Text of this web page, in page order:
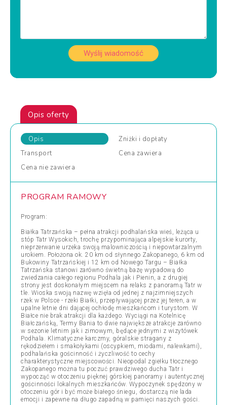
Wyślij wiadomość
Opis oferty
Opis Zniżki i dopłaty
Transport
Cena zawiera
Cena nie zawiera
PROGRAM RAMOWY
Program:
Białka Tatrzańska – pełna atrakcji podhalańska wieś, leżąca u
stóp Tatr Wysokich, trochę przypominająca alpejskie kurorty,
nieprzerwanie urzeka swoją malowniczością i niepowtarzalnym
urokiem. Położona ok. 20 km od słynnego Zakopanego, 6 km od
Bukowiny Tatrzańskiej i 12 km od Nowego Targu – Białka
Tatrzańska stanowi zarówno świetną bazę wypadową do
zwiedzania całego regionu Podhala jak i Pienin, a z drugiej
strony jest doskonałym miejscem na relaks z panoramą Tatr w
tle. Wioska swoją nazwę wzięła od jednej z najzimniejszych
rzek w Polsce - rzeki Białki, przepływającej przez jej teren, a w
upalne letnie dni dającej ochłodę mieszkańcom i turystom. W
Białce nie brak atrakcji dla każdego. Wyciągi na Kotelnicę
Białczańską, Termy Bania to dwie największe atrakcje zarówno
w sezonie letnim jak i zimowym, będące jednymi z wizytówek
Podhala. Klimatyczne karczmy, góralskie stragany z
rękodziełem i smakołykami (oscypkiem, miodami, nalewkami),
podhalańska gościnność i życzliwość to cechy
charakterystyczne miejscowości. Nieopodal zgiełku tłocznego
Zakopanego można tu poczuć prawdziwego ducha Tatr i
wypocząć w otoczeniu pięknej górskiej panoramy i autentycznej
gościnności lokalnych mieszkańców. Wypoczynek spędzony w
otoczeniu gór i być może białego śniegu, dostarczą nie lada
emocji i zapewne na długo zapadną w pamięci naszych gości.